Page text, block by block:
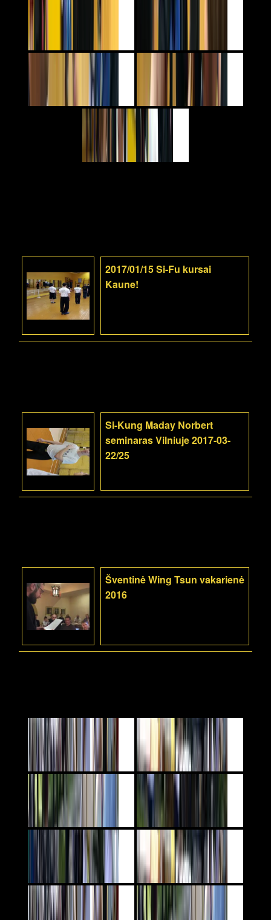
2017/01/15 Si-Fu kursai
Kaune!
Si-Kung Maday Norbert
seminaras Vilniuje 2017-03-
22/25
Šventinė Wing Tsun vakarienė
2016